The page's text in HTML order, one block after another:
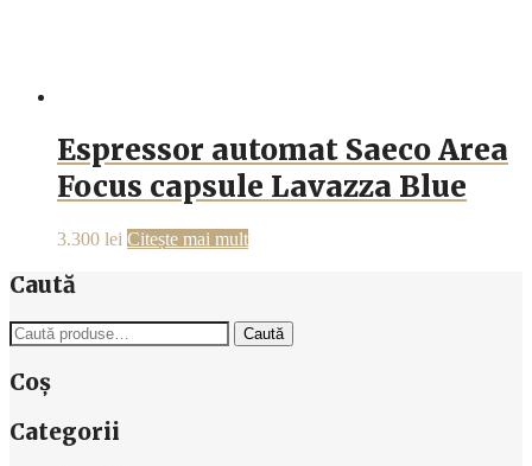
Espressor automat Saeco Area
Focus capsule Lavazza Blue
3.300 lei Citește mai mult
Caută
Caută
după:
Caută
Coș
Categorii